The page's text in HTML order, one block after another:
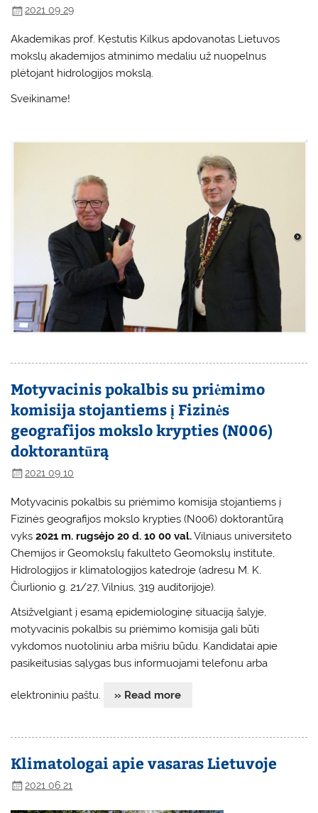
2021 09 29
Akademikas prof. Kęstutis Kilkus apdovanotas Lietuvos
mokslų akademijos atminimo medaliu už nuopelnus
plėtojant hidrologijos mokslą.
Sveikiname!
Motyvacinis pokalbis su priėmimo
komisija stojantiems į Fizinės
geografijos mokslo krypties (N006)
doktorantūrą
2021 09 10
Motyvacinis pokalbis su priėmimo komisija stojantiems į
Fizinės geografijos mokslo krypties (N006) doktorantūrą
vyks 2021 m. rugsėjo 20 d. 10 00 val.Vilniaus universiteto
Chemijos ir Geomokslų fakulteto Geomokslų institute,
Hidrologijos ir klimatologijos katedroje (adresu M. K.
Čiurlionio g. 21/27, Vilnius, 319 auditorijoje).
Atsižvelgiant į esamą epidemiologinę situaciją šalyje,
motyvacinis pokalbis su priėmimo komisija gali būti
vykdomos nuotoliniu arba mišriu būdu. Kandidatai apie
pasikeitusias sąlygas bus informuojami telefonu arba
elektroniniu paštu. » Read more
Klimatologai apie vasaras Lietuvoje
2021 06 21